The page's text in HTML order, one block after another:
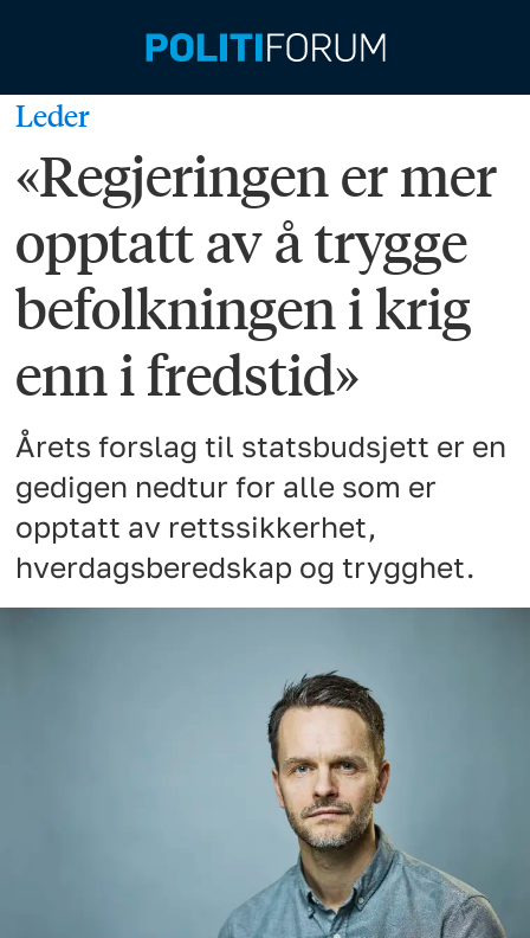
Leder
«Regjeringen er mer
opptatt av å trygge
befolkningen i krig
enn i fredstid»
Årets forslag til statsbudsjett er en
gedigen nedtur for alle som er
opptatt av rettssikkerhet,
hverdagsberedskap og trygghet.